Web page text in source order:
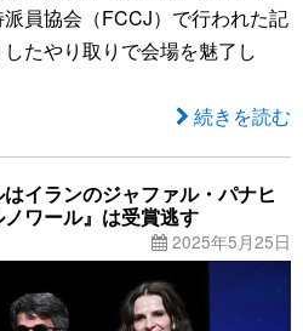
員協会（FCCJ）で行われた記
たやり取りで会場を魅了し
続きを読む
イランのジャファル・パナヒ
ワール』は受賞逃す
2025年5月25日